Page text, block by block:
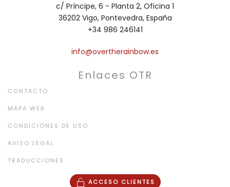
c/ Príncipe, 6 - Planta 2, Oficina 1
36202 Vigo, Pontevedra, España
+34 986 246141
info@overtherainbow.es
Enlaces OTR
CONTACTO
MAPA WEB
CONDICIONES DE USO
AVISO LEGAL
TRADUCCIONES
ACCESO CLIENTES